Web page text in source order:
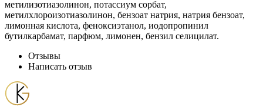
метилизотиазолинон, потассиум сорбат,
метилхлороизотиазолинон, бензоат натрия, натрия бензоат,
лимонная кислота, феноксиэтанол, иодопропинил
бутилкарбамат, парфюм, лимонен, бензил селицилат.
Отзывы
Написать отзыв